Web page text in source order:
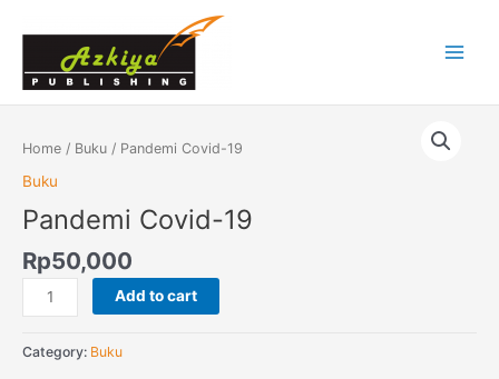
Menu
Home / Buku / Pandemi Covid-19
Buku
Pandemi Covid-19
Rp50,000
Covid-
quantity
Add to cart
Category: Buku